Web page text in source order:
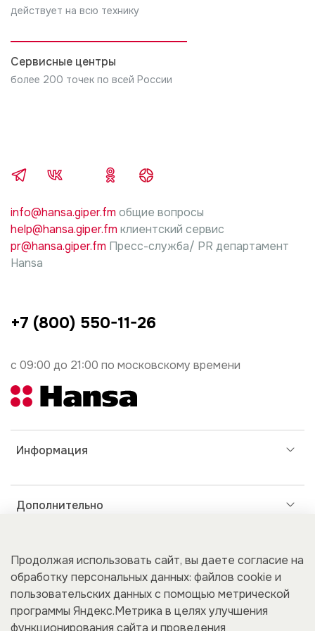
установки и подключения.
5. В случае нарушений требований инструкции
производителя изделия, по установке и
подключению, ответственность за причиненный
действует на всю технику
Сервисные центры
более 200 точек по всей России
Информация
Дополнительно
Покупателям
Для бизнеса
с 09:00 до 21:00 по московскому времени
+7 (800) 550-11-26
info@hansa.giper.fm общие вопросы
help@hansa.giper.fm клиентский сервис
pr@hansa.giper.fm Пресс-служба/ PR департамент
Hansa
Продолжая использовать сайт, вы даете согласие на
обработку персональных данных: файлов cookie и
пользовательских данных с помощью метрической
программы Яндекс.Метрика в целях улучшения
функционирования сайта и проведения